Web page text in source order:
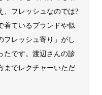
、フレッシュなのでは?
着ているブランドや似
フレッシュ寄り」がし
たです。渡辺さんの診
までレクチャーいただ